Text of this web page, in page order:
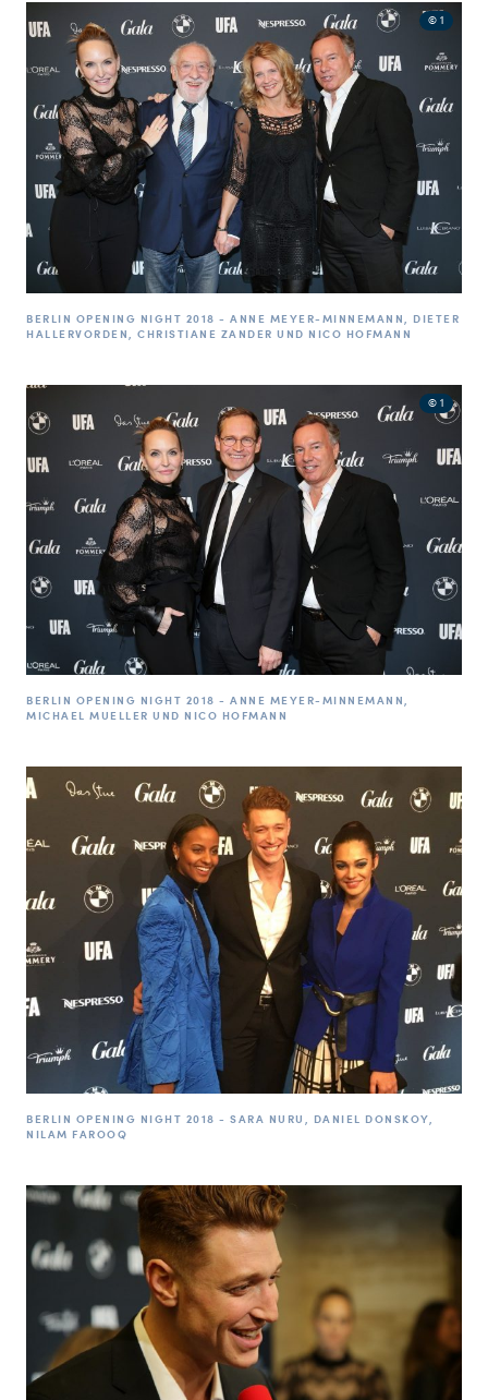
© 1
BERLIN OPENING NIGHT 2018 - ANNE MEYER-MINNEMANN, DIETER
HALLERVORDEN, CHRISTIANE ZANDER UND NICO HOFMANN
© 1
BERLIN OPENING NIGHT 2018 - ANNE MEYER-MINNEMANN,
MICHAEL MUELLER UND NICO HOFMANN
BERLIN OPENING NIGHT 2018 - SARA NURU, DANIEL DONSKOY,
NILAM FAROOQ